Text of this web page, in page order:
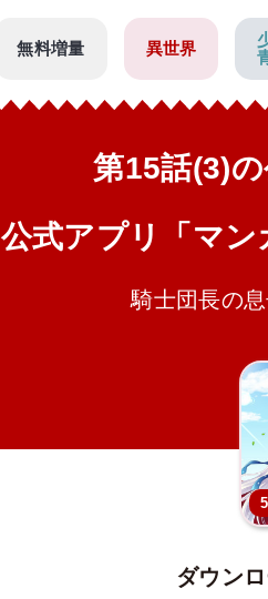
無料増量 異世界
第15話(3)
公式アプリ「マ
騎士団長の
ダウン